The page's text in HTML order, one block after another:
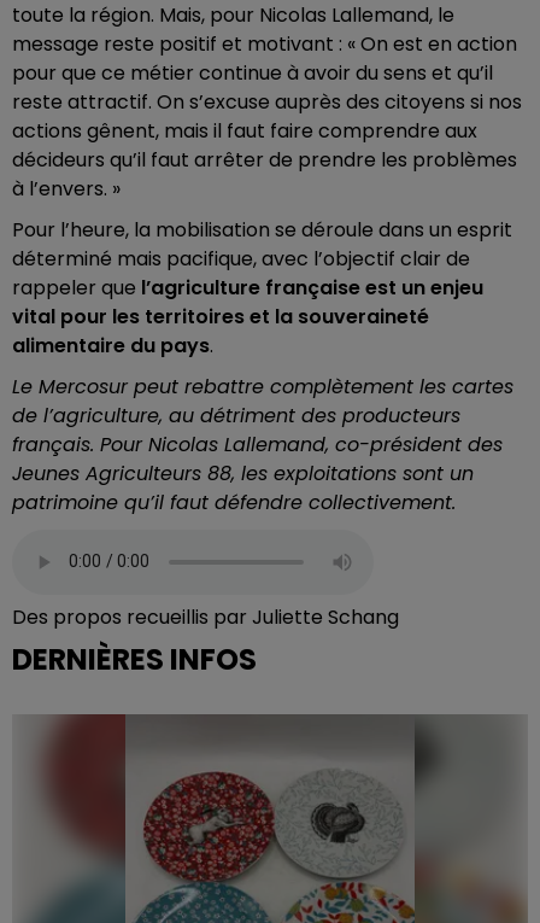
toute la région. Mais, pour Nicolas Lallemand, le
message reste positif et motivant : « On est en action
pour que ce métier continue à avoir du sens et qu’il
reste attractif. On s’excuse auprès des citoyens si nos
actions gênent, mais il faut faire comprendre aux
décideurs qu’il faut arrêter de prendre les problèmes
à l’envers. »
Pour l’heure, la mobilisation se déroule dans un esprit
déterminé mais pacifique, avec l’objectif clair de
rappeler que l’agriculture française est un enjeu
vital pour les territoires et la souveraineté
alimentaire du pays.
Le Mercosur peut rebattre complètement les cartes
de l’agriculture, au détriment des producteurs
français. Pour Nicolas Lallemand, co-président des
Jeunes Agriculteurs 88, les exploitations sont un
patrimoine qu’il faut défendre collectivement.
Des propos recueillis par Juliette Schang
DERNIÈRES INFOS